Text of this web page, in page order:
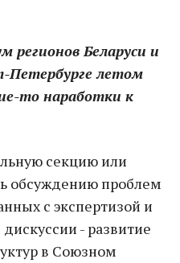
регионов Беларуси и
Петербурге летом
то наработки к
секцию или
обсуждению проблем
с экспертизой и
- развитие
в Союзном